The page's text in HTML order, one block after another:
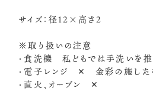
サイズ：径12×高さ2
※取り扱いの注意
・食洗機 私どもでは手洗いを推
・電子レンジ ✕ 金彩の施した
・直火、オーブン ✕